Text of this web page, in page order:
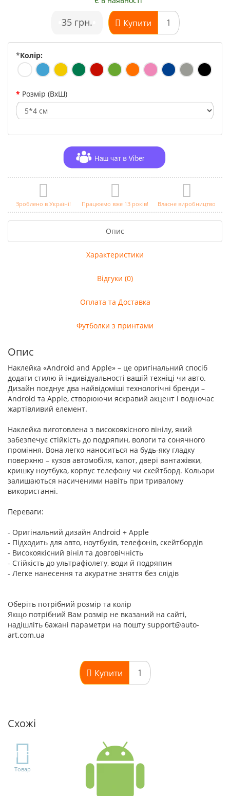
35 грн. Купити
*Колір:
Розмір (ВхШ)
Зроблено в Україні! Працюємо вже 13 років! Власне виробництво
Опис
Характеристики
Відгуки (0)
Оплата та Доставка
Футболки з принтами
Опис
Наклейка «Android and Apple» – це оригінальний спосіб
додати стилю й індивідуальності вашій техніці чи авто.
Дизайн поєднує два найвідоміші технологічні бренди –
Android та Apple, створюючи яскравий акцент і водночас
жартівливий елемент.
Наклейка виготовлена з високоякісного вінілу, який
забезпечує стійкість до подряпин, вологи та сонячного
проміння. Вона легко наноситься на будь-яку гладку
поверхню – кузов автомобіля, капот, двері вантажівки,
кришку ноутбука, корпус телефону чи скейтборд. Кольори
залишаються насиченими навіть при тривалому
використанні.
Переваги:
- Оригінальний дизайн Android + Apple
- Підходить для авто, ноутбуків, телефонів, скейтбордів
- Високоякісний вініл та довговічність
- Стійкість до ультрафіолету, води й подряпин
- Легке нанесення та акуратне зняття без слідів
Оберіть потрібний розмір та колір
Якщо потрібний Вам розмір не вказаний на сайті,
надішліть бажані параметри на пошту support@auto-
art.com.ua
Купити
Схожі
TOP
Товар